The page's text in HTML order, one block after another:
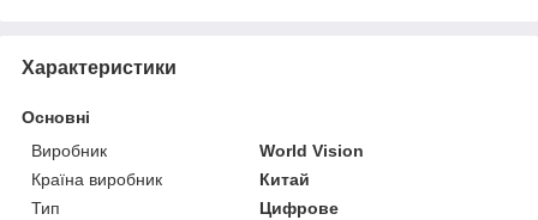
Характеристики
Основні
Виробник
World Vision
Країна виробник
Китай
Тип
Цифрове